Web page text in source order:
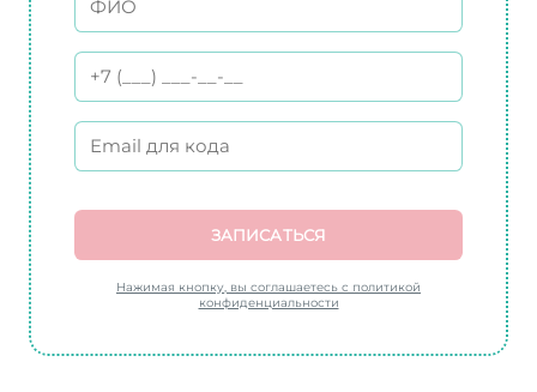
ЗАПИСАТЬСЯ
Нажимая кнопку, вы соглашаетесь с политикой
конфиденциальности